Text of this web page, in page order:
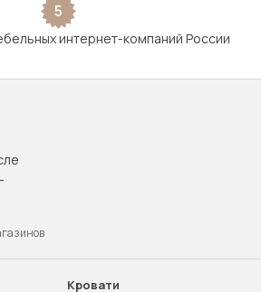
5
интернет-компаний России
Кровати